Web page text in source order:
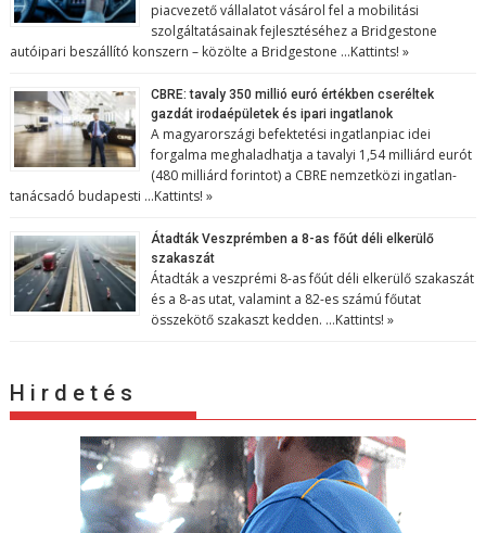
piacvezető vállalatot vásárol fel a mobilitási
szolgáltatásainak fejlesztéséhez a Bridgestone
autóipari beszállító konszern – közölte a Bridgestone …Kattints! »
CBRE: tavaly 350 millió euró értékben cseréltek
gazdát irodaépületek és ipari ingatlanok
A magyarországi befektetési ingatlanpiac idei
forgalma meghaladhatja a tavalyi 1,54 milliárd eurót
(480 milliárd forintot) a CBRE nemzetközi ingatlan-
tanácsadó budapesti …Kattints! »
Átadták Veszprémben a 8-as főút déli elkerülő
szakaszát
Átadták a veszprémi 8-as főút déli elkerülő szakaszát
és a 8-as utat, valamint a 82-es számú főutat
összekötő szakaszt kedden. …Kattints! »
H i r d e t é s